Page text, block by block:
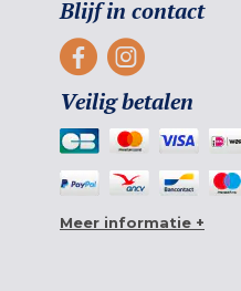
Blijf in contact
Veilig betalen
Meer informatie +